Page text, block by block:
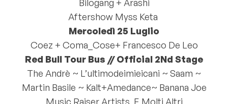
Bilogang + Arashi
Aftershow Myss Keta
Mercoledì 25 Luglio
Coez + Coma_Cose+ Francesco De Leo
Red Bull Tour Bus // Official 2Nd Stage
The Andrè ~ L’ultimodeimieicani ~ Saam ~
Martin Basile ~ Kalt+Amedance~ Banana Joe
Music Raiser Artists E Molti Altri